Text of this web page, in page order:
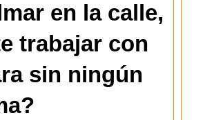
en la calle,
trabajar con
sin ningún